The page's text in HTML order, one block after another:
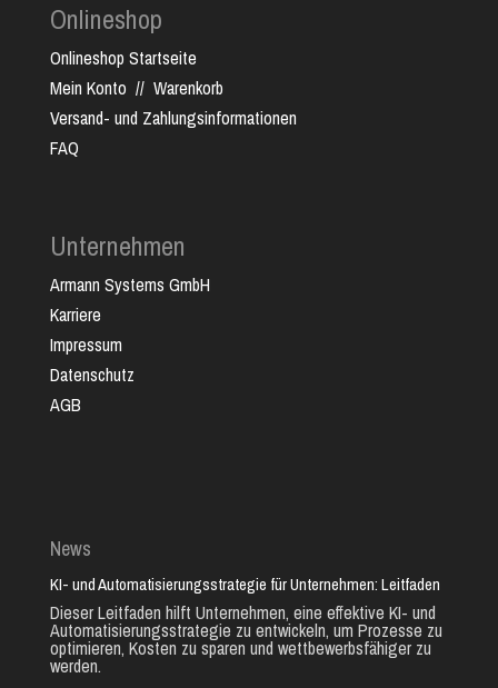
Onlineshop
Onlineshop Startseite
Mein Konto // Warenkorb
Versand- und Zahlungsinformationen
FAQ
Unternehmen
Armann Systems GmbH
Karriere
Impressum
Datenschutz
AGB
News
KI- und Automatisierungsstrategie für Unternehmen: Leitfaden
Dieser Leitfaden hilft Unternehmen, eine effektive KI- und
Automatisierungsstrategie zu entwickeln, um Prozesse zu
optimieren, Kosten zu sparen und wettbewerbsfähiger zu
werden.